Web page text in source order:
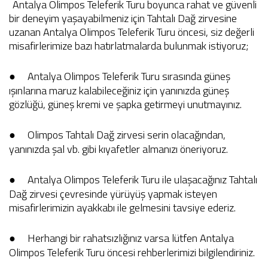
Antalya Olimpos Teleferik Turu boyunca rahat ve güvenli
bir deneyim yaşayabilmeniz için Tahtalı Dağ zirvesine
uzanan Antalya Olimpos Teleferik Turu öncesi, siz değerli
misafirlerimize bazı hatırlatmalarda bulunmak istiyoruz;
●
Antalya Olimpos Teleferik Turu sırasında güneş
ışınlarına maruz kalabileceğiniz için yanınızda güneş
gözlüğü, güneş kremi ve şapka getirmeyi unutmayınız.
●
Olimpos Tahtalı Dağ zirvesi serin olacağından,
yanınızda şal vb. gibi kıyafetler almanızı öneriyoruz.
●
Antalya Olimpos Teleferik Turu ile ulaşacağınız Tahtalı
Dağ zirvesi çevresinde yürüyüş yapmak isteyen
misafirlerimizin ayakkabı ile gelmesini tavsiye ederiz.
●
Herhangi bir rahatsızlığınız varsa lütfen Antalya
Olimpos Teleferik Turu öncesi rehberlerimizi bilgilendiriniz.